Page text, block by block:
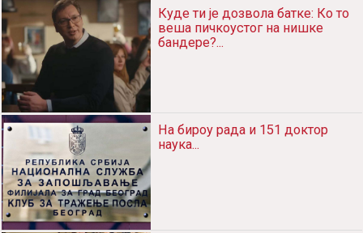
Куде ти је дозвола батке: Ко то
веша пичкоустог на нишке
бандере?...
На бироу рада и 151 доктор
наука...